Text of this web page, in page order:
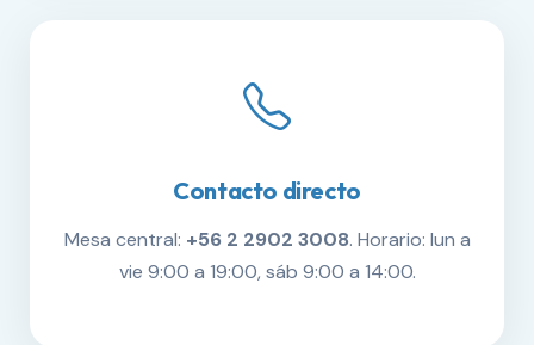
Contacto directo
Mesa central: +56 2 2902 3008. Horario: lun a
vie 9:00 a 19:00, sáb 9:00 a 14:00.